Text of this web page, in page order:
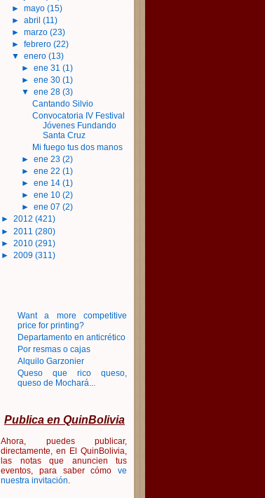
► mayo (15)
► abril (11)
► marzo (23)
► febrero (22)
▼ enero (13)
►ene 31(1)
►ene 30(1)
▼ene 28(3)
Cantando Silvio
Convocatoria IV Festival
Jóvenes Fundando
Santa Cruz
Mi fuego tus dos manos
►ene 23(2)
►ene 22(1)
►ene 14(1)
►ene 10(2)
►ene 07(2)
► 2012 (421)
► 2011 (280)
► 2010 (291)
► 2009 (311)
Want a more competitive
price for printing?
Departamento en anticrético
Por resmas o cajas
Alquilo Garzonier
Queso que rico queso,
queso de Mochará...
Publica en QuinBolivia
Ahora, puedes publicar,
directamente, en El QuinBolivia,
las notas que anuncien tus
eventos, para saber cómo ve
nuestra invitación.